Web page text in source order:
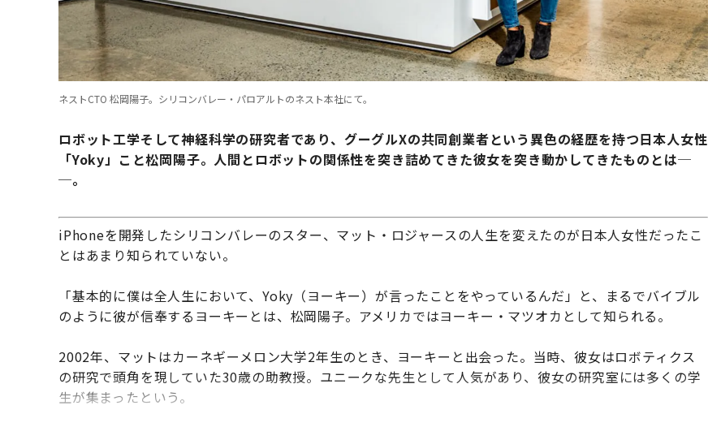
ネストCTO 松岡陽子。シリコンバレー・パロアルトのネスト本社にて。
ロボット工学そして神経科学の研究者であり、グーグルXの共同創業者という異色の経歴を持つ日本人女性
「Yoky」こと松岡陽子。人間とロボットの関係性を突き詰めてきた彼女を突き動かしてきたものとは─
─。
iPhoneを開発したシリコンバレーのスター、マット・ロジャースの人生を変えたのが日本人女性だったこ
とはあまり知られていない。
「基本的に僕は全人生において、Yoky（ヨーキー）が言ったことをやっているんだ」と、まるでバイブル
のように彼が信奉するヨーキーとは、松岡陽子。アメリカではヨーキー・マツオカとして知られる。
2002年、マットはカーネギーメロン大学2年生のとき、ヨーキーと出会った。当時、彼女はロボティクス
の研究で頭角を現していた30歳の助教授。ユニークな先生として人気があり、彼女の研究室には多くの学
生が集まったという。